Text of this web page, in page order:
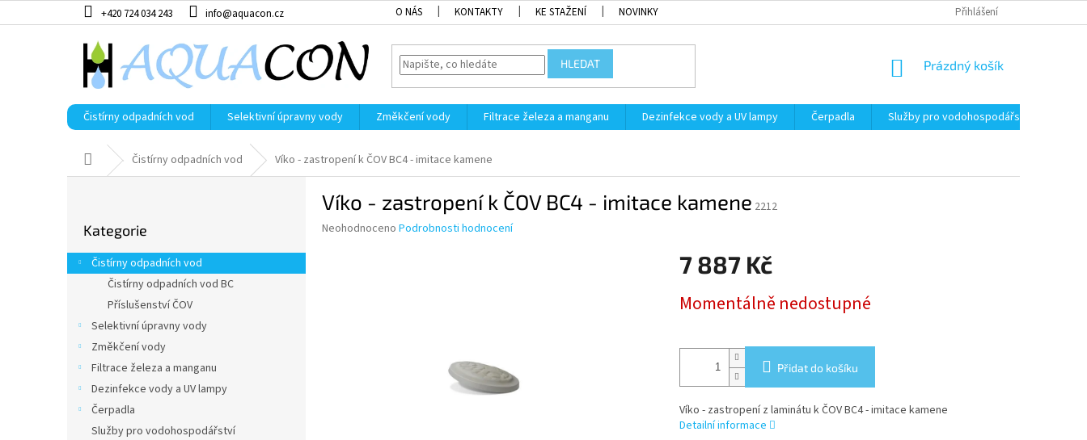
na
+420 724 034 243 info@aquacon.cz O NÁS KONTAKTY KE STAŽENÍ NOVINKY Přihlášení
HLEDAT
NÁKUPNÍ
Prázdný košík
Čistírny odpadních vod Selektivní úpravny vody Změkčení vody Filtrace železa a manganu Dezinfekce vody a UV lampy Čerpadla Služby pro vodohospodářství
Domů Čistírny odpadních vod Víko - zastropení k ČOV BC4 - imitace kamene
r
a
kategorie
Kategorie
Čistírny odpadních vod
Čistírny odpadních vod BC
Příslušenství ČOV
Selektivní úpravny vody
Změkčení vody
Filtrace železa a manganu
Dezinfekce vody a UV lampy
Čerpadla
Služby pro vodohospodářství
Víko - zastropení k ČOV BC4 - imitace kamene 2212
Průměrné
Neohodnoceno Podrobnosti hodnocení
7 887 Kč
cena:
Momentálně nedostupné
Přidat do košíku
Víko - zastropení z laminátu k ČOV BC4 - imitace kamene
Detailní informace